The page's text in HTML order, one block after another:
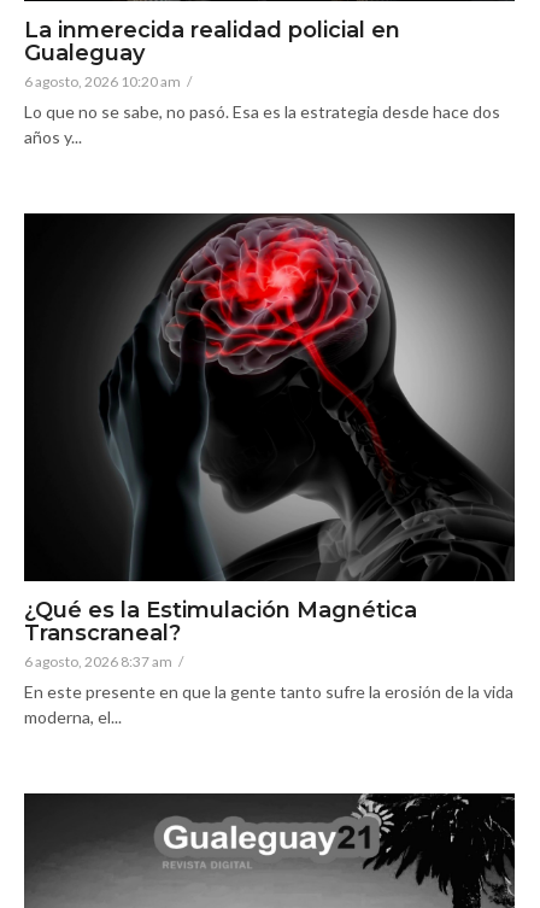
La inmerecida realidad policial en
Gualeguay
6 agosto, 2026 10:20 am /
Lo que no se sabe, no pasó. Esa es la estrategia desde hace dos
años y...
¿Qué es la Estimulación Magnética
Transcraneal?
6 agosto, 2026 8:37 am /
En este presente en que la gente tanto sufre la erosión de la vida
moderna, el...